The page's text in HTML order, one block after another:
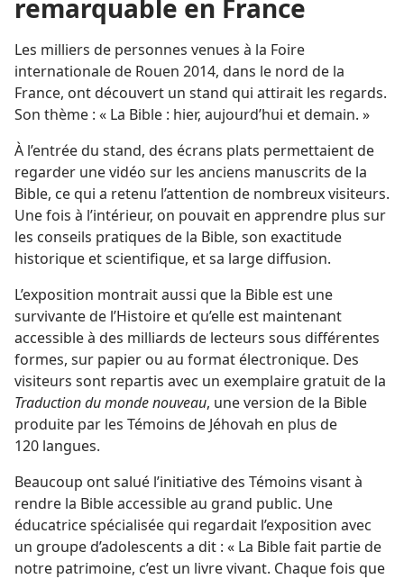
remarquable en France
Les milliers de personnes venues à la Foire
internationale de Rouen 2014, dans le nord de la
France, ont découvert un stand qui attirait les regards.
Son thème : « La Bible : hier, aujourd’hui et demain. »
À l’entrée du stand, des écrans plats permettaient de
regarder une vidéo sur les anciens manuscrits de la
Bible, ce qui a retenu l’attention de nombreux visiteurs.
Une fois à l’intérieur, on pouvait en apprendre plus sur
les conseils pratiques de la Bible, son exactitude
historique et scientifique, et sa large diffusion.
L’exposition montrait aussi que la Bible est une
survivante de l’Histoire et qu’elle est maintenant
accessible à des milliards de lecteurs sous différentes
formes, sur papier ou au format électronique. Des
visiteurs sont repartis avec un exemplaire gratuit de la
Traduction du monde nouveau, une version de la Bible
produite par les Témoins de Jéhovah en plus de
120 langues.
Beaucoup ont salué l’initiative des Témoins visant à
rendre la Bible accessible au grand public. Une
éducatrice spécialisée qui regardait l’exposition avec
un groupe d’adolescents a dit : « La Bible fait partie de
notre patrimoine, c’est un livre vivant. Chaque fois que